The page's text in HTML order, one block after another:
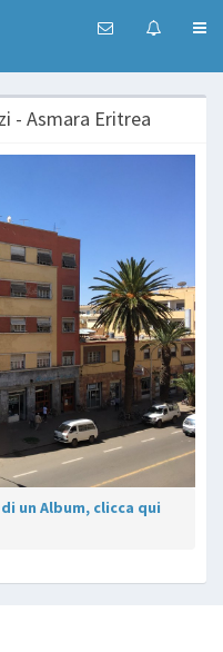
- Asmara Eritrea
un Album, clicca qui